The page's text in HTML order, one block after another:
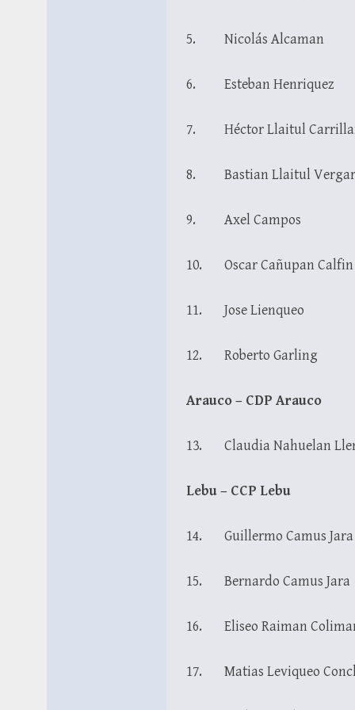
5. Nicolás Alcaman
6. Esteban Henriquez
7. Héctor Llaitul
8. Bastian Llaitul
9. Axel Campos
10. Oscar Cañupan Calfin
11. Jose Lienqueo
12. Roberto Garling
Arauco – CDP Arauco
13. Claudia Nahuelan
Lebu – CCP Lebu
14. Guillermo Camus Jara
15. Bernardo Camus Jara
16. Eliseo Raiman
17. Matias Leviqueo